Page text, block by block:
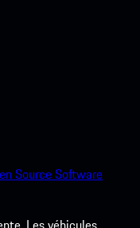
Source Software